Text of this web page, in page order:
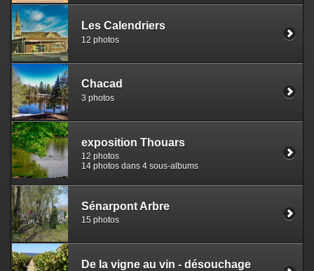
Les Calendriers
12 photos
Chacad
3 photos
exposition Thouars
12 photos
14 photos dans 4 sous-albums
Sénarpont Arbre
15 photos
De la vigne au vin - désouchage